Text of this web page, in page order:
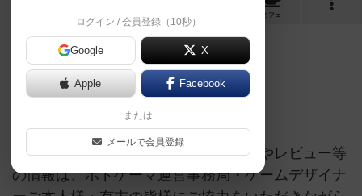
カフェ
日本文化
ご協力ください
当サイトに掲載されている作品説明文やレビュー等
の情報は、ボドゲーマ運営事務局・ゲームデザイナ
ログイン / 会員登録（10秒）
Google X
Apple Facebook
または
メールで会員登録